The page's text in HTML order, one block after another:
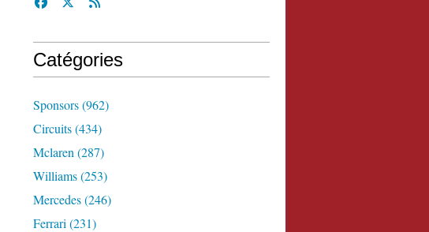
Catégories
Sponsors(962)
Circuits(434)
Mclaren (287)
Williams(253)
Mercedes(246)
Ferrari (231)